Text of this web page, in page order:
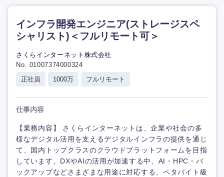
インフラ開発エンジニア(ストレージスペ
シャリスト)＜フルリモート可＞
さくらインターネット株式会社
No. 01007374000324
正社員
1000万 フルリモート
仕事内容
【業務内容】 さくらインターネットは、企業や社会の多
様なデジタル活用を支えるデジタルインフラの提供を通じ
て、国内トップクラスのクラウドプラットフォームを目指
しています。DXやAIの活用が加速する中、AI・HPC・バ
ックアップなどさまざまな用途に対応する、ペタバイト級